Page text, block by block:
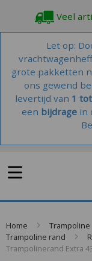
Veel
Let op:
grote pakketten
ons gewend
levertijd van 1
een bijdrage in
Home Trampoline
Trampoline rand
Trampolinerand Extra